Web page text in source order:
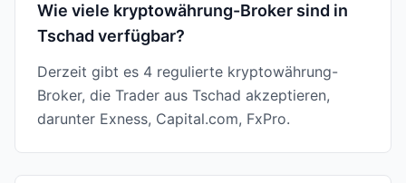
Wie viele kryptowährung-Broker sind in
Tschad verfügbar?
Derzeit gibt es 4 regulierte kryptowährung-
Broker, die Trader aus Tschad akzeptieren,
darunter Exness, Capital.com, FxPro.